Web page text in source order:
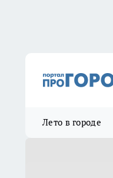
Лето в городе